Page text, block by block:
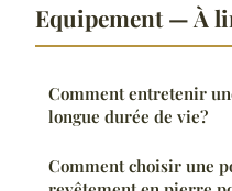
Equipement — À
Comment entretenir
longue durée de vie?
Comment choisir une